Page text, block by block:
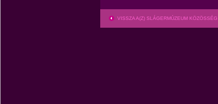
VISSZA A(Z) SLÁGERMÚZEUM